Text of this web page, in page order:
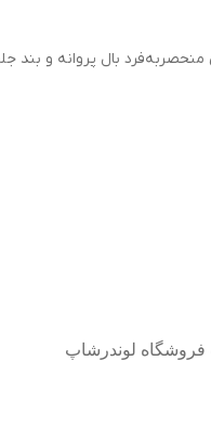
بال پروانه و بند
فروشگاه لوندرشاپ